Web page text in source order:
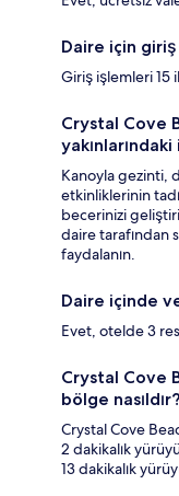
Daire için giriş
Giriş işlemleri 15
Crystal Cove
Kanoyla gezinti,
etkinliklerinin
becerinizi
daire tarafından
faydalanın.
Daire içinde
Evet, otelde 3
Crystal Cove
bölge nasıldır?
Crystal Cove
2 dakikalık
13 dakikalık